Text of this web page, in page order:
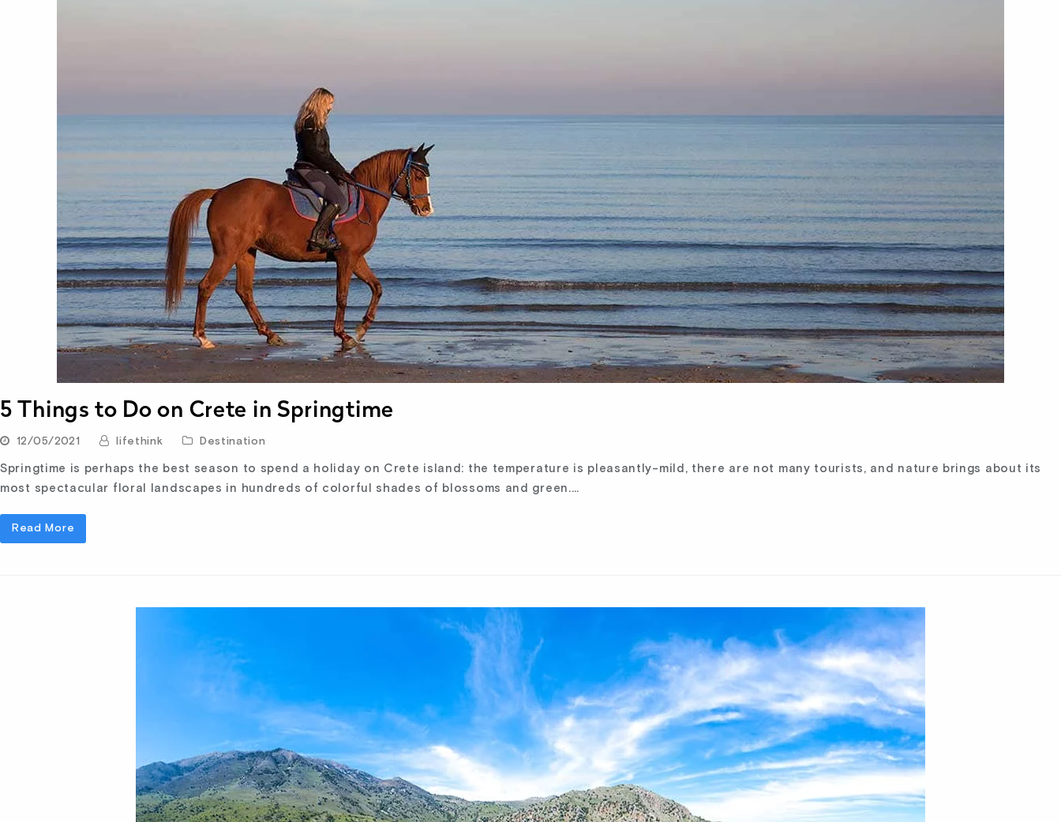
5 Things to Do on Crete in Springtime
12/05/2021 lifethink Destination
Springtime is perhaps the best season to spend a holiday on Crete island: the temperature is pleasantly-mild, there are not many tourists, and nature brings about its
most spectacular floral landscapes in hundreds of colorful shades of blossoms and green.…
Read More